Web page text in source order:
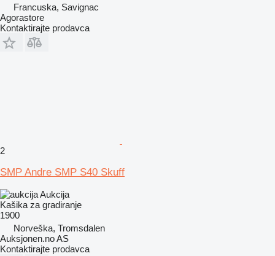
Francuska, Savignac
Agorastore
Kontaktirajte prodavca
2
SMP Andre SMP S40 Skuff
Aukcija
Kašika za gradiranje
1900
Norveška, Tromsdalen
Auksjonen.no AS
Kontaktirajte prodavca